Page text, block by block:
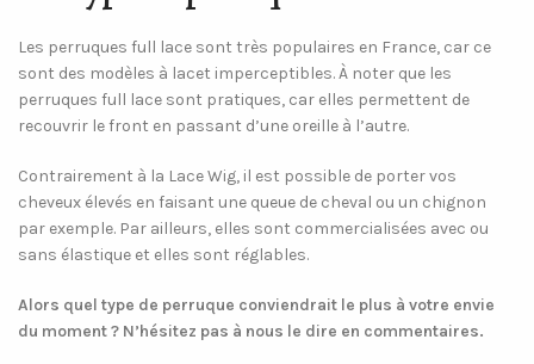
Les perruques full lace sont très populaires en France, car ce
sont des modèles à lacet imperceptibles. À noter que les
perruques full lace sont pratiques, car elles permettent de
recouvrir le front en passant d’une oreille à l’autre.
Contrairement à la Lace Wig, il est possible de porter vos
cheveux élevés en faisant une queue de cheval ou un chignon
par exemple. Par ailleurs, elles sont commercialisées avec ou
sans élastique et elles sont réglables.
Alors quel type de perruque conviendrait le plus à votre envie
du moment ? N’hésitez pas à nous le dire en commentaires.